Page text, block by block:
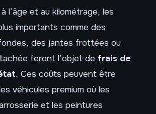
l’âge et au kilométrage, les
importants comme des
des jantes frottées ou
feront l’objet de frais de
. Ces coûts peuvent être
véhicules premium où les
et les peintures